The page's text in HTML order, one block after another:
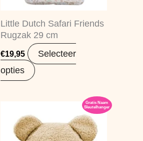
Little Dutch Safari Friends
Rugzak 29 cm
€19,95
Selecteer
opties
Gratis Naam
Sleutelhanger